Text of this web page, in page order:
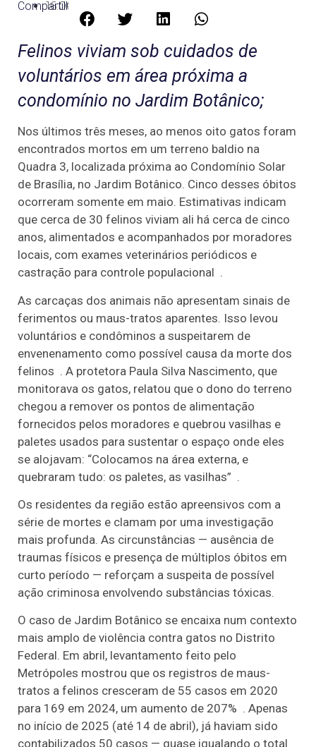
16:06
Compartilhe:
Felinos viviam sob cuidados de
voluntários em área próxima a
condomínio no Jardim Botânico;
Nos últimos três meses, ao menos oito gatos foram
encontrados mortos em um terreno baldio na
Quadra 3, localizada próxima ao Condomínio Solar
de Brasília, no Jardim Botânico. Cinco desses óbitos
ocorreram somente em maio. Estimativas indicam
que cerca de 30 felinos viviam ali há cerca de cinco
anos, alimentados e acompanhados por moradores
locais, com exames veterinários periódicos e
castração para controle populacional .
As carcaças dos animais não apresentam sinais de
ferimentos ou maus-tratos aparentes. Isso levou
voluntários e condôminos a suspeitarem de
envenenamento como possível causa da morte dos
felinos . A protetora Paula Silva Nascimento, que
monitorava os gatos, relatou que o dono do terreno
chegou a remover os pontos de alimentação
fornecidos pelos moradores e quebrou vasilhas e
paletes usados para sustentar o espaço onde eles
se alojavam: “Colocamos na área externa, e
quebraram tudo: os paletes, as vasilhas” .
Os residentes da região estão apreensivos com a
série de mortes e clamam por uma investigação
mais profunda. As circunstâncias — ausência de
traumas físicos e presença de múltiplos óbitos em
curto período — reforçam a suspeita de possível
ação criminosa envolvendo substâncias tóxicas.
O caso de Jardim Botânico se encaixa num contexto
mais amplo de violência contra gatos no Distrito
Federal. Em abril, levantamento feito pelo
Metrópoles mostrou que os registros de maus-
tratos a felinos cresceram de 55 casos em 2020
para 169 em 2024, um aumento de 207% . Apenas
no início de 2025 (até 14 de abril), já haviam sido
contabilizados 50 casos — quase igualando o total